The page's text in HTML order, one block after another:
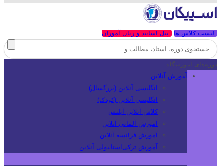
لیست کلاس ها پنل اساتید و زبان آموزان
دوره‌های آموزشگاه
آموزش آنلاین
انگلیسی آنلاین (بزرگسال)
انگلیسی آنلاین (کودک)
کلاس آنلاین آیلتس
آموزش آلمانی آنلاین
آموزش فرانسه آنلاین
آموزش ترکی‌استانبولی آنلاین